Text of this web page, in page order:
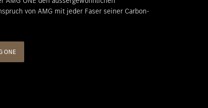
von AMG mit jeder Faser seiner Carbon-
ONE